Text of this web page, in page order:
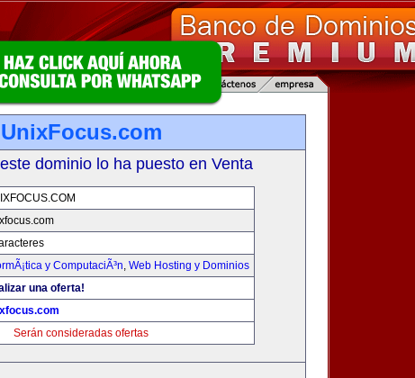
UnixFocus.com
dominio lo ha puesto en Venta
y ComputaciÃ³n, Web Hosting y Dominios
una oferta!
Serán consideradas ofertas